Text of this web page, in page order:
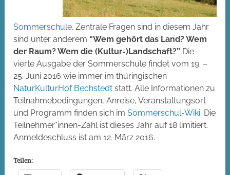
Sommerschule. Zentrale Fragen sind in diesem Jahr
sind unter anderem “Wem gehört das Land? Wem
der Raum? Wem die (Kultur-)Landschaft?” Die
vierte Ausgabe der Sommerschule findet vom 19. –
25. Juni 2016 wie immer im thüringischen
NaturKulturHof Bechstedt statt. Alle Informationen zu
Teilnahmebedingungen, Anreise, Veranstaltungsort
und Programm finden sich imSommerschul-Wiki. Die
Teilnehmer*innen-Zahl ist dieses Jahr auf 18 limitiert.
Anmeldeschluss ist am 12. März 2016.
Teilen: